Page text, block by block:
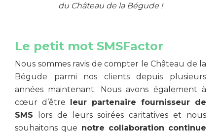
du Château de la Bégude !
Le petit mot SMSFactor
Nous sommes ravis de compter le Château de la
Bégude parmi nos clients depuis plusieurs
années maintenant. Nous avons également à
cœur d’être leur partenaire fournisseur de
SMS lors de leurs soirées caritatives et nous
souhaitons que notre collaboration continue